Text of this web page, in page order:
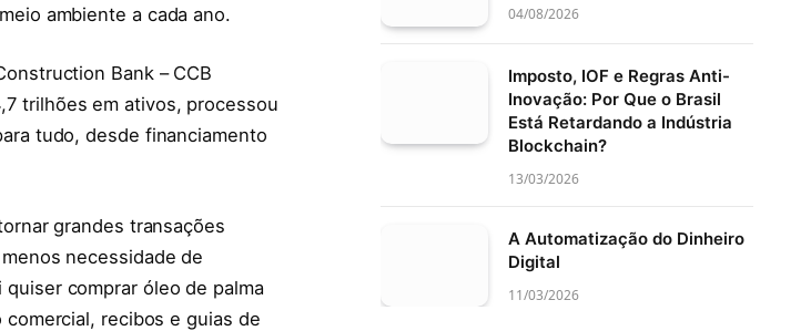
ambiente a cada ano.
Bank – CCB
trilhões em ativos, processou
tudo, desde financiamento
grandes transações
necessidade de
comprar óleo de palma
recibos e guias de
04/08/2026
Imposto, IOF e Regras Anti-
Inovação: Por Que o Brasil
Está Retardando a Indústria
Blockchain?
13/03/2026
A Automatização do Dinheiro
Digital
11/03/2026